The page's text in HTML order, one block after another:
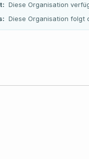
Diese Organisation
Diese Organisation folgt